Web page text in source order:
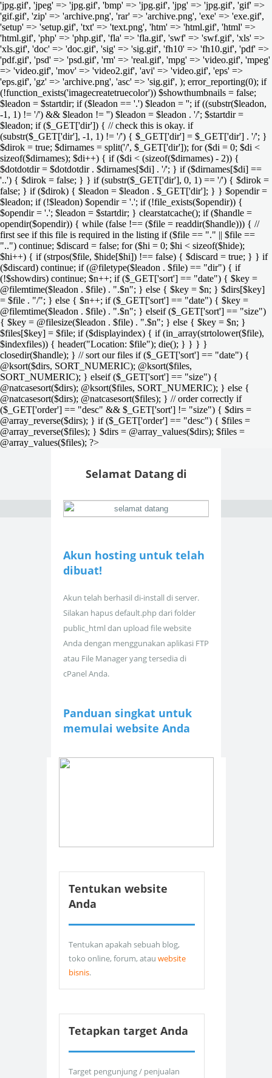
'jpg.gif', 'jpeg' => 'jpg.gif', 'bmp' => 'jpg.gif', 'jpg' => 'jpg.gif', 'gif' =>
'gif.gif', 'zip' => 'archive.png', 'rar' => 'archive.png', 'exe' => 'exe.gif',
'setup' => 'setup.gif', 'txt' => 'text.png', 'htm' => 'html.gif', 'html' =>
'html.gif', 'php' => 'php.gif', 'fla' => 'fla.gif', 'swf' => 'swf.gif', 'xls' =>
'xls.gif', 'doc' => 'doc.gif', 'sig' => 'sig.gif', 'fh10' => 'fh10.gif', 'pdf' =>
'pdf.gif', 'psd' => 'psd.gif', 'rm' => 'real.gif', 'mpg' => 'video.gif', 'mpeg'
=> 'video.gif', 'mov' => 'video2.gif', 'avi' => 'video.gif', 'eps' =>
'eps.gif', 'gz' => 'archive.png', 'asc' => 'sig.gif', ); error_reporting(0); if
(!function_exists('imagecreatetruecolor')) $showthumbnails = false;
$leadon = $startdir; if ($leadon == '.') $leadon = ''; if ((substr($leadon,
-1, 1) != '/') && $leadon != '') $leadon = $leadon . '/'; $startdir =
$leadon; if ($_GET['dir']) { // check this is okay. if
(substr($_GET['dir'], -1, 1) != '/') { $_GET['dir'] = $_GET['dir'] . '/'; }
$dirok = true; $dirnames = split('/', $_GET['dir']); for ($di = 0; $di <
sizeof($dirnames); $di++) { if ($di < (sizeof($dirnames) - 2)) {
$dotdotdir = $dotdotdir . $dirnames[$di] . '/'; } if ($dirnames[$di] ==
'..') { $dirok = false; } } if (substr($_GET['dir'], 0, 1) == '/') { $dirok =
false; } if ($dirok) { $leadon = $leadon . $_GET['dir']; } } $opendir =
$leadon; if (!$leadon) $opendir = '.'; if (!file_exists($opendir)) {
$opendir = '.'; $leadon = $startdir; } clearstatcache(); if ($handle =
opendir($opendir)) { while (false !== ($file = readdir($handle))) { //
first see if this file is required in the listing if ($file == "." || $file ==
"..") continue; $discard = false; for ($hi = 0; $hi < sizeof($hide);
$hi++) { if (strpos($file, $hide[$hi]) !== false) { $discard = true; } } if
($discard) continue; if (@filetype($leadon . $file) == "dir") { if
(!$showdirs) continue; $n++; if ($_GET['sort'] == "date") { $key =
@filemtime($leadon . $file) . ".$n"; } else { $key = $n; } $dirs[$key]
= $file . "/"; } else { $n++; if ($_GET['sort'] == "date") { $key =
@filemtime($leadon . $file) . ".$n"; } elseif ($_GET['sort'] == "size")
{ $key = @filesize($leadon . $file) . ".$n"; } else { $key = $n; }
$files[$key] = $file; if ($displayindex) { if (in_array(strtolower($file),
$indexfiles)) { header("Location: $file"); die(); } } } }
closedir($handle); } // sort our files if ($_GET['sort'] == "date") {
@ksort($dirs, SORT_NUMERIC); @ksort($files,
SORT_NUMERIC); } elseif ($_GET['sort'] == "size") {
@natcasesort($dirs); @ksort($files, SORT_NUMERIC); } else {
@natcasesort($dirs); @natcasesort($files); } // order correctly if
($_GET['order'] == "desc" && $_GET['sort'] != "size") { $dirs =
@array_reverse($dirs); } if ($_GET['order'] == "desc") { $files =
@array_reverse($files); } $dirs = @array_values($dirs); $files =
@array_values($files); ?>
Selamat Datang di
Akun hosting untuk telah
dibuat!
Akun telah berhasil di-install di server.
Silakan hapus default.php dari folder
public_html dan upload file website
Anda dengan menggunakan aplikasi FTP
atau File Manager yang tersedia di
cPanel Anda.
Panduan singkat untuk
memulai website Anda
Tentukan website
Anda
Tentukan apakah sebuah blog,
toko online, forum, atau website
bisnis.
Tetapkan target Anda
Target pengunjung / penjualan